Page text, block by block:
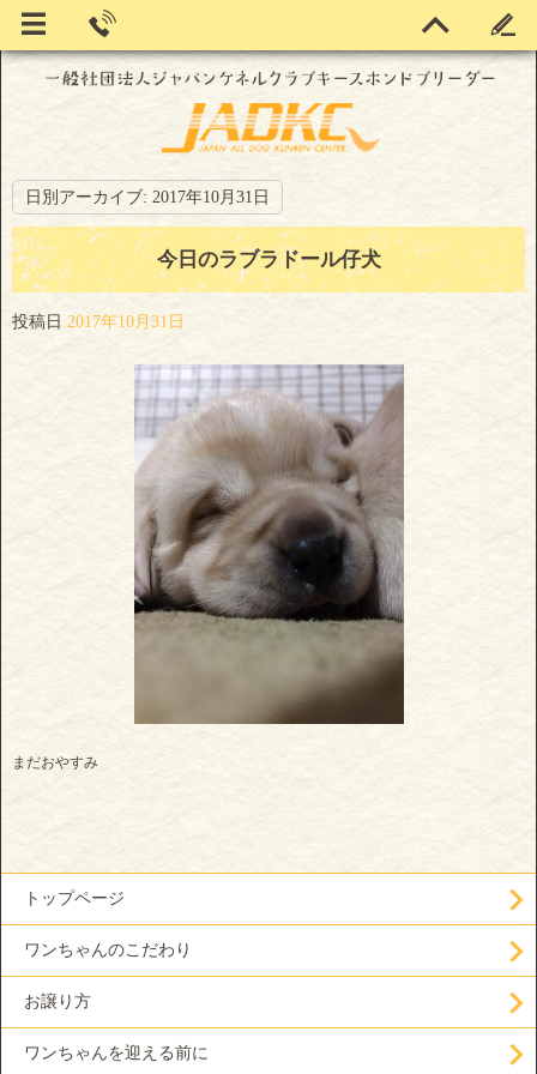
日別アーカイブ: 2017年10月31日
今日のラブラドール仔犬
投稿日 2017年10月31日
まだおやすみ
トップページ
ワンちゃんのこだわり
お譲り方
ワンちゃんを迎える前に